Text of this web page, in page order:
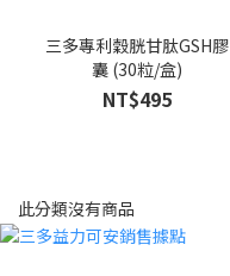
三多專利穀胱甘肽GSH膠
囊 (30粒/盒)
NT$495
此分類沒有商品